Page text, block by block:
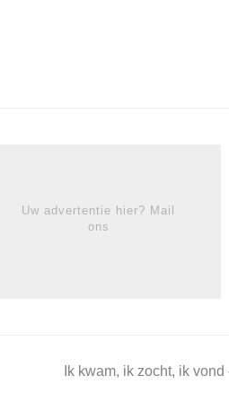
Uw advertentie hier? Mail
ons
Ik kwam, ik zocht, ik